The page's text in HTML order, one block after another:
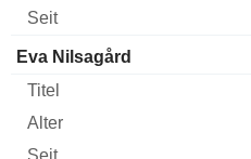
Eva Nilsagård